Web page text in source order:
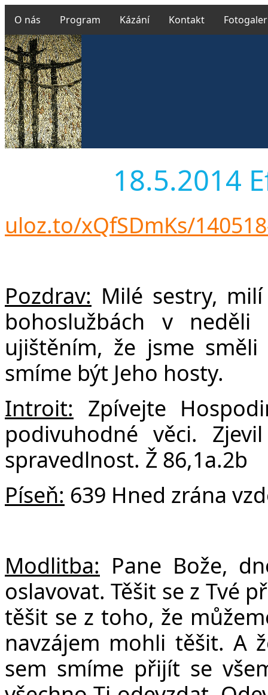
O nás Program Kázání Kontakt
18.5.2014
uloz.to/xQfSDmKs/
Pozdrav: Milé sestry,
bohoslužbách v neděli
ujištěním, že jsme
smíme být Jeho hosty.
Introit: Zpívejte
podivuhodné věci.
spravedlnost. Ž 86,1a.2b
Píseň: 639 Hned zrána
Modlitba: Pane Bože,
oslavovat. Těšit se z Tvé
těšit se z toho, že
navzájem mohli těšit. A
sem smíme přijít se